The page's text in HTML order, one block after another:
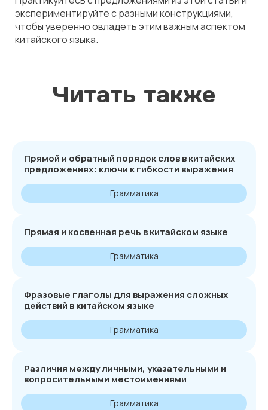
экспериментируйте с разными конструкциями,
чтобы уверенно овладеть этим важным аспектом
китайского языка.
Читать также
Прямой и обратный порядок слов в китайских
предложениях: ключи к гибкости выражения
Грамматика
Прямая и косвенная речь в китайском языке
Грамматика
Фразовые глаголы для выражения сложных
действий в китайском языке
Грамматика
Различия между личными, указательными и
вопросительными местоимениями
Грамматика